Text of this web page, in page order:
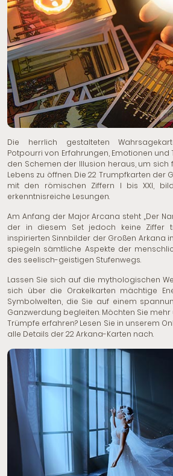
©
Die herrlich gestalteten
Potpourri von Erfahrungen, Emotionen und
den Schemen der Illusion heraus, um sich
Lebens zu öffnen. Die 22 Trumpfkarten der
mit den römischen Ziffern I bis XXI,
erkenntnisreiche Lesungen.
Am Anfang der Major Arcana steht „Der
der in diesem Set jedoch keine Ziffer
inspirierten Sinnbilder der Großen Arkana
spiegeln sämtliche Aspekte der
des seelisch-geistigen Stufenwegs.
Lassen Sie sich auf die mythologischen
sich über die Orakelkarten mächtige
Symbolwelten, die Sie auf einem
Ganzwerdung begleiten. Möchten Sie
Trümpfe erfahren? Lesen Sie in unserem
alle Details der 22 Arkana-Karten nach.